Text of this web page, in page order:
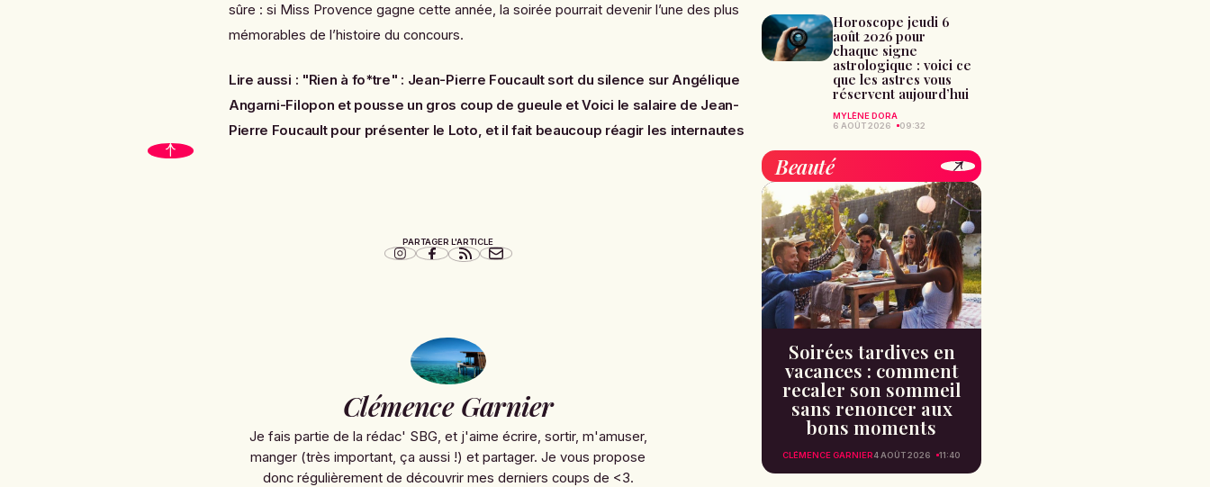
sûre : si Miss Provence gagne cette année, la soirée pourrait devenir l’une des plus
mémorables de l’histoire du concours.
Lire aussi : "Rien à fo*tre" : Jean-Pierre Foucault sort du silence sur Angélique
Angarni-Filopon et pousse un gros coup de gueule etVoici le salaire de Jean-
Pierre Foucault pour présenter le Loto, et il fait beaucoup réagir les internautes
PARTAGER L'ARTICLE
Clémence Garnier
Je fais partie de la rédac' SBG, et j'aime écrire, sortir, m'amuser,
manger (très important, ça aussi !) et partager. Je vous propose
donc régulièrement de découvrir mes derniers coups de <3.
Horoscope jeudi 6
août 2026 pour
chaque signe
astrologique : voici ce
que les astres vous
réservent aujourd’hui
MYLÈNE DORA
6 AOÛT 2026
09:32
Beauté
Soirées tardives en
vacances : comment
recaler son sommeil
sans renoncer aux
bons moments
CLÉMENCE GARNIER4 AOÛT 2026 11:40